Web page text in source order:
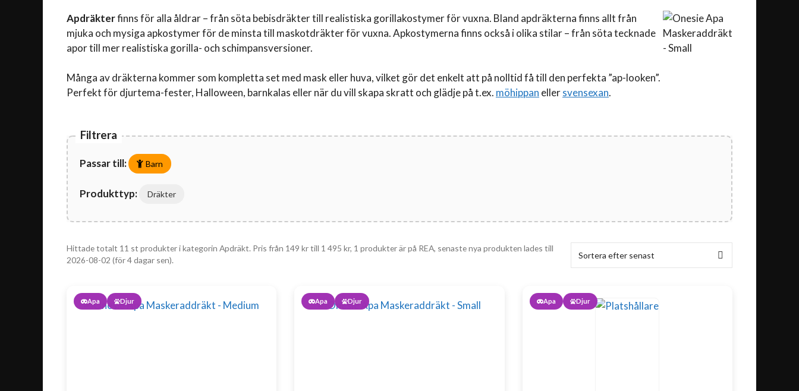
Apdräkterfinns för alla åldrar – från söta bebisdräkter till realistiska gorillakostymer för vuxna. Bland apdräkterna finns allt från
mjuka och mysiga apkostymer för de minsta till maskotdräkter för vuxna. Apkostymerna finns också i olika stilar – från söta tecknade
apor till mer realistiska gorilla- och schimpansversioner.
Många av dräkterna kommer som kompletta set med mask eller huva, vilket gör det enkelt att på nolltid få till den perfekta ”ap-looken”.
Perfekt för djurtema-fester, Halloween, barnkalas eller när du vill skapa skratt och glädje på t.ex. möhippan ellersvensexan.
Filtrera
Passar till: Barn
Produkttyp: Dräkter
Hittade totalt 11 st produkter i kategorin Apdräkt. Pris från 149 krtill 1 495 kr, 1 produkter är på REA, senaste nya produkten lades till
2026-08-02 (för 4 dagar sen).
Apa Djur Apa Djur Apa Djur